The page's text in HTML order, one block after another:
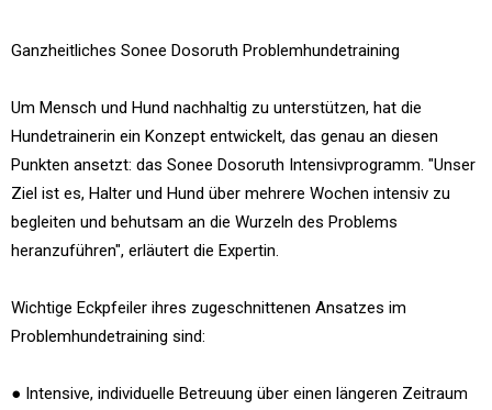
Ganzheitliches Sonee Dosoruth Problemhundetraining
Um Mensch und Hund nachhaltig zu unterstützen, hat die
Hundetrainerin ein Konzept entwickelt, das genau an diesen
Punkten ansetzt: das Sonee Dosoruth Intensivprogramm. "Unser
Ziel ist es, Halter und Hund über mehrere Wochen intensiv zu
begleiten und behutsam an die Wurzeln des Problems
heranzuführen", erläutert die Expertin.
Wichtige Eckpfeiler ihres zugeschnittenen Ansatzes im
Problemhundetraining sind:
● Intensive, individuelle Betreuung über einen längeren Zeitraum